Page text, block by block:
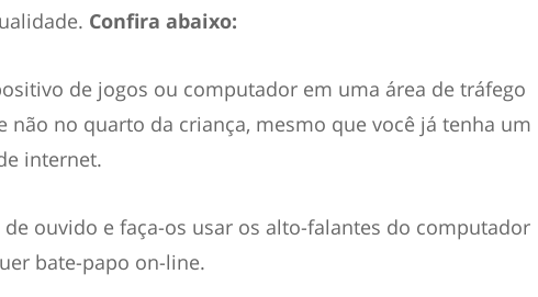
Confira abaixo:
de jogos ou computador em uma área de tráfego
não no quarto da criança, mesmo que você já tenha um
internet.
ouvido e faça-os usar os alto-falantes do computador
bate-papo on-line.